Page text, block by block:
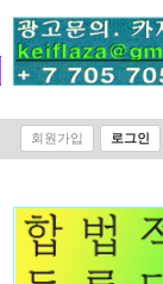
회원가입 로그인